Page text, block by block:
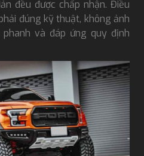
đều được chấp nhận. Điều
đúng kỹ thuật, không ảnh
và đáp ứng quy định